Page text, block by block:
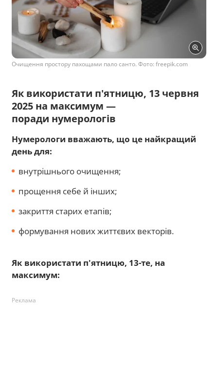
Очищення простору пахощами пало санто. Фото: freepik.com
Як використати п'ятницю, 13 червня
2025 на максимум —
поради нумерологів
Нумерологи вважають, що це найкращий
день для:
внутрішнього очищення;
прощення себе й інших;
закриття старих етапів;
формування нових життєвих векторів.
Як використати п'ятницю, 13-те, на
максимум:
Реклама